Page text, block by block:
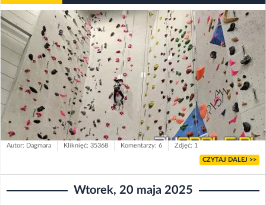
Autor: Dagmara Kliknięć: 35368 Komentarzy: 6 Zdjęć: 1
CZYTAJ DALEJ >>
Wtorek, 20 maja 2025